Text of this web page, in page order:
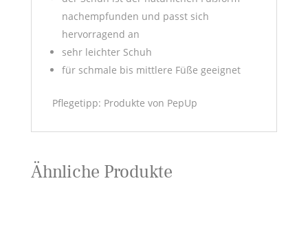
nachempfunden und passt sich
hervorragend an
sehr leichter Schuh
für schmale bis mittlere Füße geeignet
Pflegetipp: Produkte von PepUp
Ähnliche Produkte